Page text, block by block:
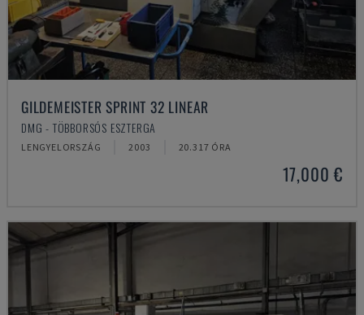
GILDEMEISTER SPRINT 32 LINEAR
DMG - TÖBBORSÓS ESZTERGA
LENGYELORSZÁG 2003 20.317 ÓRA
17,000 €